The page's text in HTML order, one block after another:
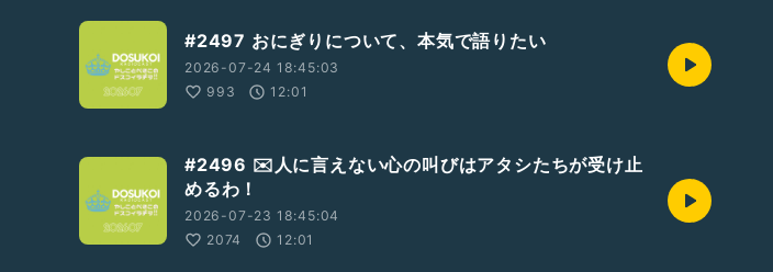
#2497 おにぎりについて、本気で語りたい
2026-07-24 18:45:03
993
12:01
#2496 ✉️人に言えない心の叫びはアタシたちが受け止
めるわ！
2026-07-23 18:45:04
2074
12:01